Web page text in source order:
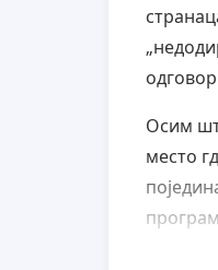
Осим
место